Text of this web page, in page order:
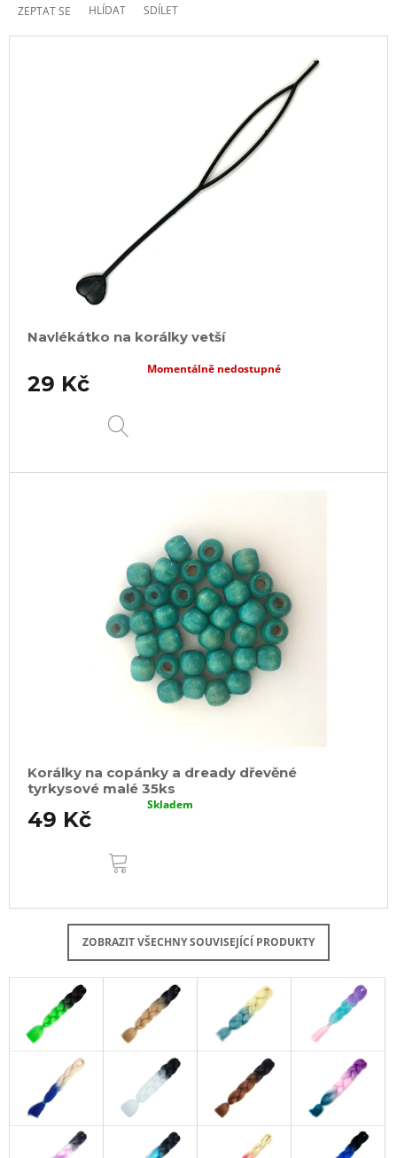
ZEPTAT SE HLÍDAT SDÍLET
Navlékátko na korálky vetší
29 Kč
Momentálně nedostupné
Korálky na copánky a dready dřevěné
tyrkysové malé 35ks
49 Kč
Skladem
ZOBRAZIT VŠECHNY SOUVISEJÍCÍ PRODUKTY